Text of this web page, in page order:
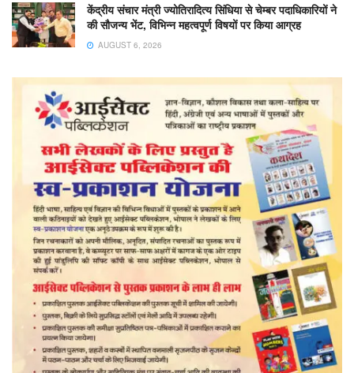
केंद्रीय संचार मंत्री ज्योतिरादित्य सिंधिया से चेम्बर पदाधिकारियों ने
की सौजन्य भेंट, विभिन्न महत्वपूर्ण विषयों पर किया आग्रह
AUGUST 6, 2026